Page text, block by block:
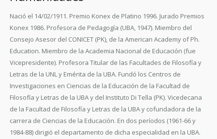
Nació el 14/02/1911. Premio Konex de Platino 1996. Jurado Premios
Konex 1986. Profesora de Pedagogía (UBA, 1947). Miembro del
Consejo Asesor del CONICET (PK), de la American Academy of Ph.
Education. Miembro de la Academia Nacional de Educación (fue
Vicepresidente). Profesora Titular de las Facultades de Filosofía y
Letras de la UNL y Emérita de la UBA. Fundó los Centros de
Investigaciones en Ciencias de la Educación de la Facultad de
Filosofía y Letras de la UBA y del Instituto Di Tella (PK). Vicedecana
de la Facultad de Filosofía y Letras de la UBA y cofundadora de la
carrera de Ciencias de la Educación. En dos períodos (1961-66 y
1984-88) dirigió el departamento de dicha especialidad en la UBA.